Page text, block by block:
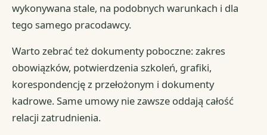
wykonywana stale, na podobnych warunkach i dla
tego samego pracodawcy.
Warto zebrać też dokumenty poboczne: zakres
obowiązków, potwierdzenia szkoleń, grafiki,
korespondencję z przełożonym i dokumenty
kadrowe. Same umowy nie zawsze oddają całość
relacji zatrudnienia.